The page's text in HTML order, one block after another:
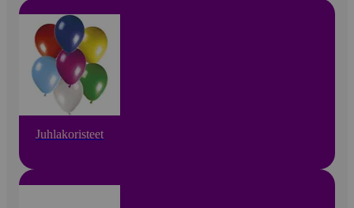
Juhlakoristeet